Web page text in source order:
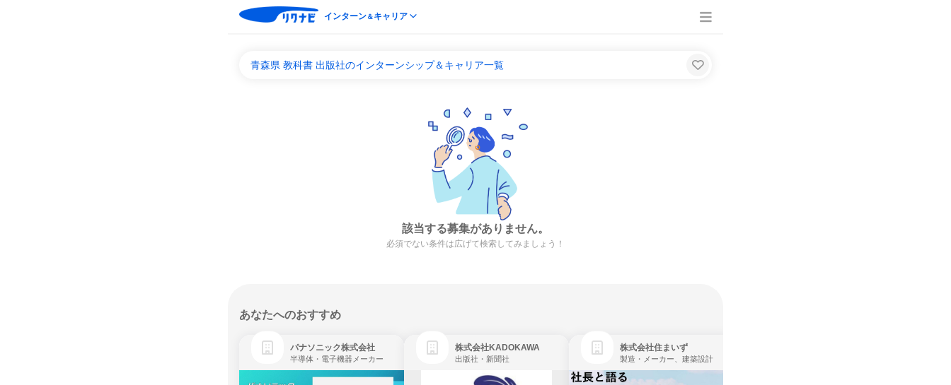
インターン＆キャリア
青森県 教科書 出版社のインターンシップ＆キャリア一覧
該当する募集がありません。
必須でない条件は広げて検索してみましょう！
あなたへのおすすめ
パナソニック株式会社
半導体・電子機器メーカー
株式会社KADOKAWA
出版社・新聞社
株式会社住まいず
製造・メーカー、建築設計